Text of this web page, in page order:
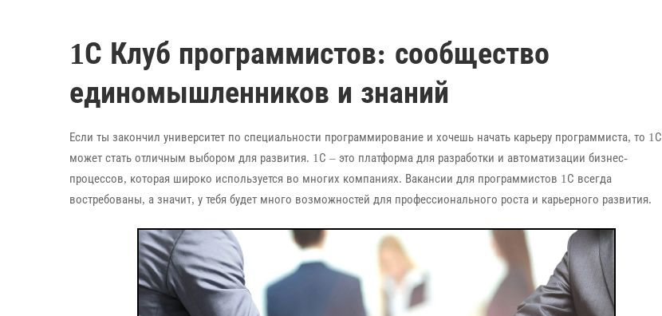
1С Клуб программистов: сообщество
единомышленников и знаний
Если ты закончил университет по специальности программирование и хочешь начать карьеру программиста, то 1С
может стать отличным выбором для развития. 1С – это платформа для разработки и автоматизации бизнес-
процессов, которая широко используется во многих компаниях. Вакансии для программистов 1С всегда
востребованы, а значит, у тебя будет много возможностей для профессионального роста и карьерного развития.